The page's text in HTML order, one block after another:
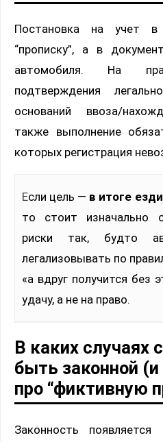
Постановка на учет
“прописку”, а в
автомобиля. На
подтверждения
оснований ввоза/
также выполнение
которых регистрация
Если цель — в итоге
то стоит изначально
риски так, будто
легализовывать по
«а вдруг получится без
удачу, а не на право.
В каких случаях
быть законной
про “фиктивную
Законность